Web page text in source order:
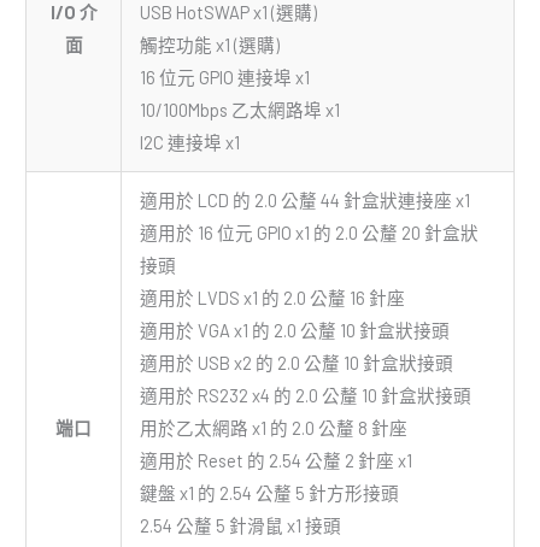
I/O 介
面
USB HotSWAP x1 (選購)
觸控功能 x1 (選購)
16 位元 GPIO 連接埠 x1
10/100Mbps 乙太網路埠 x1
I2C 連接埠 x1
端口
適用於 LCD 的 2.0 公釐 44 針盒狀連接座 x1
適用於 16 位元 GPIO x1 的 2.0 公釐 20 針盒狀
接頭
適用於 LVDS x1 的 2.0 公釐 16 針座
適用於 VGA x1 的 2.0 公釐 10 針盒狀接頭
適用於 USB x2 的 2.0 公釐 10 針盒狀接頭
適用於 RS232 x4 的 2.0 公釐 10 針盒狀接頭
用於乙太網路 x1 的 2.0 公釐 8 針座
適用於 Reset 的 2.54 公釐 2 針座 x1
鍵盤 x1 的 2.54 公釐 5 針方形接頭
2.54 公釐 5 針滑鼠 x1 接頭